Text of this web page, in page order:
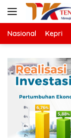
Langsung
Nasional Kepri